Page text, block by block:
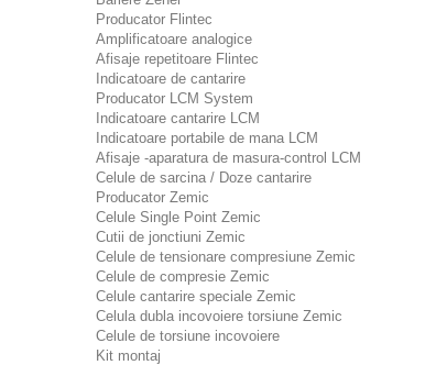
Producator Flintec
Amplificatoare analogice
Afisaje repetitoare Flintec
Indicatoare de cantarire
Producator LCM System
Indicatoare cantarire LCM
Indicatoare portabile de mana LCM
Afisaje -aparatura de masura-control LCM
Celule de sarcina / Doze cantarire
Producator Zemic
Celule Single Point Zemic
Cutii de jonctiuni Zemic
Celule de tensionare compresiune Zemic
Celule de compresie Zemic
Celule cantarire speciale Zemic
Celula dubla incovoiere torsiune Zemic
Celule de torsiune incovoiere
Kit montaj